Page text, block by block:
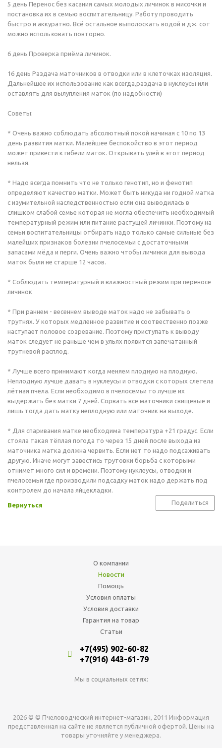
5 день Перенос без касания самых молодых личинок в мисочки и
постановка их в семью воспитательницу. Работу проводить
быстро и аккуратно. Всё остальное выполоскать водой и дж. сот
можно использовать повторно.
6 день Проверка приёма личинок.
16 день Раздача маточников в отводки или в клеточках изоляция.
Дальнейшее их использование как всегда,раздача в нуклеусы или
оставлять для вылупления маток (по надобности)
Советы:
* Очень важно соблюдать абсолютный покой начиная с 10 по 13
день развития матки. Малейшее беспокойство в этот период
может привести к гибели маток. Открывать улей в этот период
нельзя.
* Надо всегда помнить что не только генотип, но и фенотип
определяют качество матки. Может быть никуда ни годной матка
с изумительной наследственностью если она выводилась в
слишком слабой семье которая не могла обеспечить необходимый
температурный режим или питание растущей личинки. Поэтому на
семьи воспитательницы отбирать надо только самые сильные без
малейших признаков болезни пчелосемьи с достаточными
запасами мёда и перги. Очень важно чтобы личинки для вывода
маток были не старше 12 часов.
* Соблюдать температурный и влажностный режим при переносе
личинок
* При раннем - весеннем выводе маток надо не забывать о
трутнях. У которых медленное развитие и соотвественно позже
наступает половое созревание. Поэтому приступать к выводу
маток следует не раньше чем в ульях появится запечатанный
трутневой расплод.
* Лучше всего принимают когда меняем плодную на плодную.
Неплодную лучше давать в нуклеусы и отводки с которых слетела
лётная пчела. Если необходимо в пчелосемьи то лучше их
выдержать без матки 7 дней. Сорвать все маточники свищевые и
лишь тогда дать матку неплодную или маточник на выходе.
* Для спаривания матке необходима температура +21 градус. Если
стояла такая тёплая погода то через 15 дней после выхода из
маточника матка должна червить. Если нет то надо подсаживать
другую. Иначе могут завестись трутовки борьба с которыми
отнимет много сил и времени. Поэтому нуклеусы, отводки и
пчелосемьи где производили подсадку маток надо держать под
контролем до начала яйцекладки.
Вернуться Поделиться
О компании
Новости
Помощь
Условия оплаты
Условия доставки
Гарантия на товар
Статьи
+7(495) 902-60-82
+7(916) 443-61-79
Мы в социальных сетях:
2026 © © Пчеловодческий интернет-магазин, 2011 Информация
представленная на сайте не является публичной офертой. Цены на
товары уточняйте у менеджера.